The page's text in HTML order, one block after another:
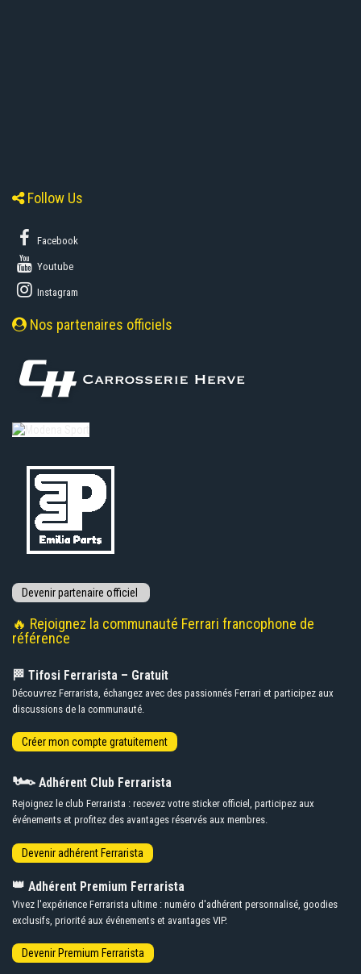
Follow Us
Facebook
Youtube
Instagram
Nos partenaires officiels
🔥 Rejoignez la communauté Ferrari francophone de
référence
🏁 Tifosi Ferrarista – Gratuit
Découvrez Ferrarista, échangez avec des passionnés Ferrari et participez aux
discussions de la communauté.
🏎️ Adhérent Club Ferrarista
Rejoignez le club Ferrarista : recevez votre sticker officiel, participez aux
événements et profitez des avantages réservés aux membres.
👑 Adhérent Premium Ferrarista
Vivez l'expérience Ferrarista ultime : numéro d'adhérent personnalisé, goodies
exclusifs, priorité aux événements et avantages VIP.